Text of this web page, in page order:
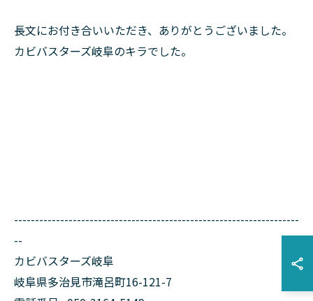
長文にお付き合いいただき、ありがとうございました。
カビバスターズ岐阜のキラでした。
--------------------------------------------------------------------
--
カビバスターズ岐阜
岐阜県多治見市滝呂町16-121-7